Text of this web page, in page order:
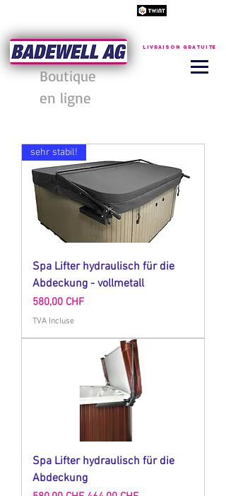
Boutique
en ligne
Livraison gratuite
sehr stabil!
Spa Lifter hydraulisch für die
Abdeckung - vollmetall
Prix
580,00 CHF
TVA Incluse
Spa Lifter hydraulisch für die
Abdeckung